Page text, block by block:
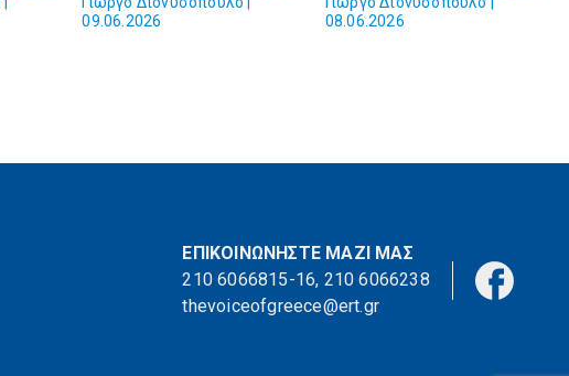
09.06.2026
08.06.2026
ΕΠΙΚΟΙΝΩΝΗΣΤΕ ΜΑΖΙ ΜΑΣ
210 6066815-16, 210 6066238
thevoiceofgreece@ert.gr